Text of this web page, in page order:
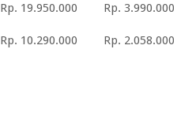
Rp. 19.950.000 Rp. 3.990.000
Rp. 10.290.000 Rp. 2.058.000